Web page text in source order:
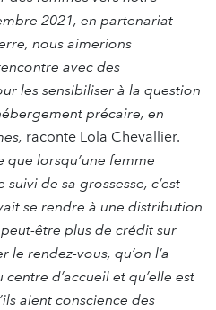
2021, en partenariat
nous aimerions
avec des
les sensibiliser à la question
précaire, en
raconte Lola Chevallier.
que lorsqu’une femme
de sa grossesse, c’est
se rendre à une distribution
être plus de crédit sur
rendez-vous, qu’on l’a
d’accueil et qu’elle est
aient conscience des